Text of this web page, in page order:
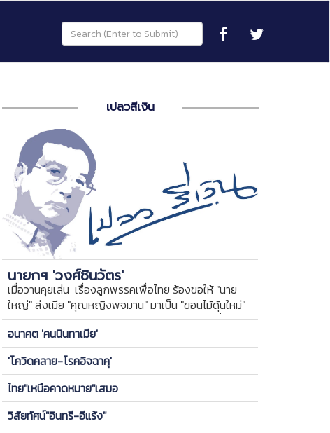
เปลวสีเงิน
นายกฯ 'วงศ์ชินวัตร'
เมื่อวานคุยเล่น เรื่องลูกพรรคเพื่อไทย ร้องขอให้ "นาย
ใหญ่" ส่งเมีย "คุณหญิงพจมาน" มาเป็น "ขอนไม้ดุ้นใหม่"
ของพรรค ให้ลูกกบ-ลูกเขียดในพรรคได้เกาะ วันนี้ ขอคุย
ซีเครียดซักนิด
อนาคต 'คนนินทาเมีย'
'โควิดคลาย-โรคอิจฉาคุ'
ไทย"เหนือคาดหมาย"เสมอ
วิสัยทัศน์"อินทรี-อีแร้ง"